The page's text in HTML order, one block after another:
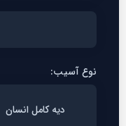
نوع آسیب:
دیه کامل انسان